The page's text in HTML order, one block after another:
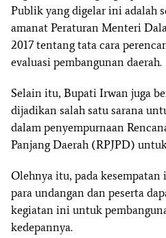
Publik yang digelar ini adalah
amanat Peraturan Menteri
2017 tentang tata cara
evaluasi pembangunan daerah.
Selain itu, Bupati Irwan juga
dijadikan salah satu sarana
dalam penyempurnaan
Panjang Daerah (RPJPD)
Olehnya itu, pada
para undangan dan peserta
kegiatan ini untuk
kedepannya.